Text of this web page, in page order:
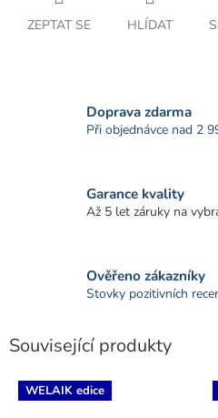
ZEPTAT SE HLÍDAT
Doprava zdarma
Při objednávce nad 2
Garance kvality
Až 5 let záruky na
Ověřeno zákazníky
Stovky pozitivních
Související produkty
WELAIK edice